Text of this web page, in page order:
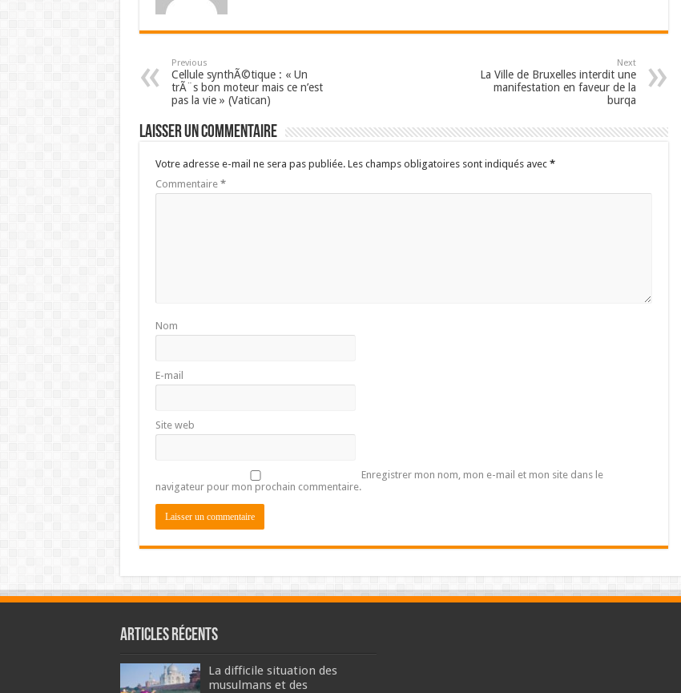
Previous
Cellule synthÃ©tique : « Un
trÃ¨s bon moteur mais ce n’est
pas la vie » (Vatican)
Next
La Ville de Bruxelles interdit une
manifestation en faveur de la
burqa
Laisser un commentaire
Votre adresse e-mail ne sera pas publiée. Les champs obligatoires sont indiqués avec *
Commentaire *
Nom
E-mail
Site web
Enregistrer mon nom, mon e-mail et mon site dans le
navigateur pour mon prochain commentaire.
Articles récents
La difficile situation des
musulmans et des